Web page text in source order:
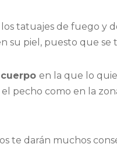
tatuajes de fuego y
su piel, puesto que se
en la que lo
pecho como en la
te darán muchos